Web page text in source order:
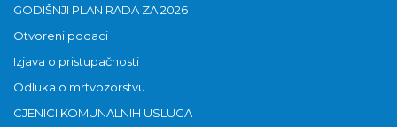
GODIŠNJI PLAN RADA ZA 2026
Otvoreni podaci
Izjava o pristupačnosti
Odluka o mrtvozorstvu
CJENICI KOMUNALNIH USLUGA